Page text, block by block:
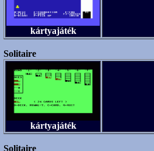
kártyajáték
Solitaire
kártyajáték
Solitaire